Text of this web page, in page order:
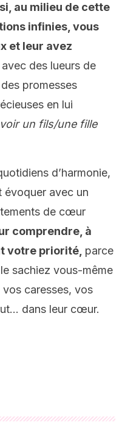
au milieu de cette
infinies, vous
et leur avez
avec des lueurs de
promesses
en lui
un fils/une fille
d’harmonie,
évoquer avec un
de cœur
comprendre, à
votre priorité, parce
sachiez vous-même
caresses, vos
dans leur cœur.